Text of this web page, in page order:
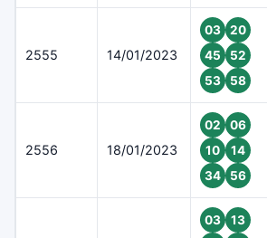
2555 14/01/2023
03
20
45
52
53
58
2556 18/01/2023
02
06
10
14
34
56
03
13